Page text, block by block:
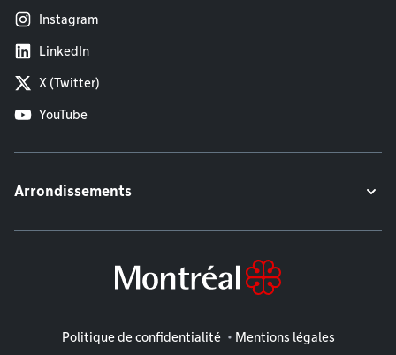
Instagram
LinkedIn
X (Twitter)
YouTube
Arrondissements
Mentions légales
Politique de confidentialité Mentions légales